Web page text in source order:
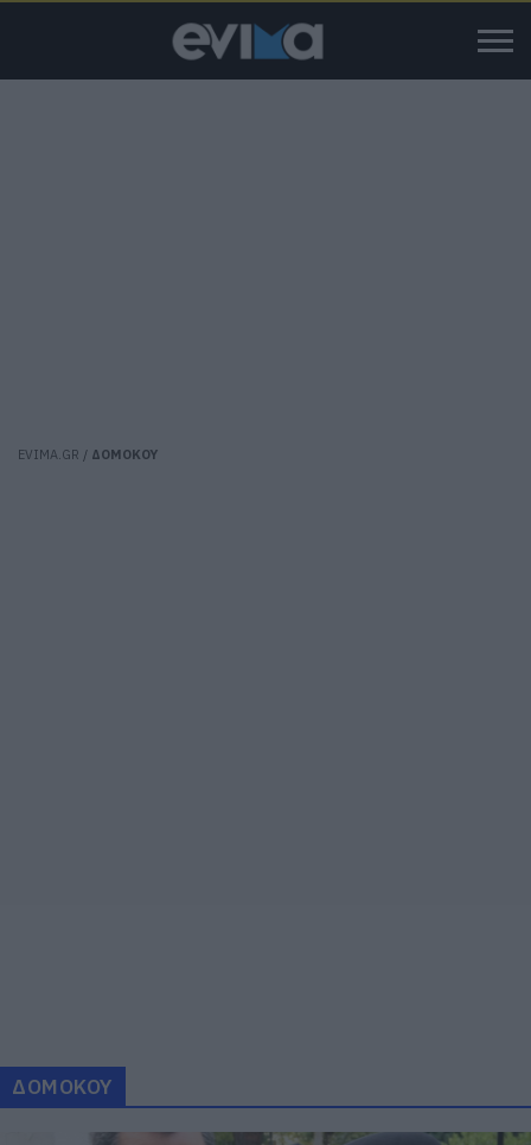
EVIMA.GR / ΔΟΜΟΚΟΥ
ΔΟΜΟΚΟΥ